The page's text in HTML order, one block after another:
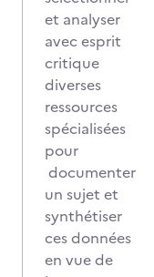
et analyser
avec esprit
critique
diverses
ressources
spécialisées
pour
documenter
un sujet et
synthétiser
ces données
en vue de